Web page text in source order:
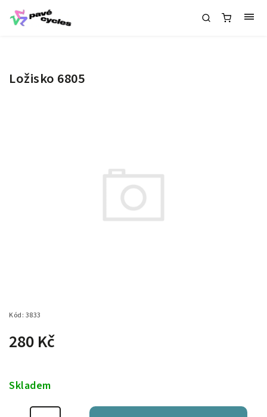
Ložisko 6805
Kód: 3833
280 Kč
Skladem